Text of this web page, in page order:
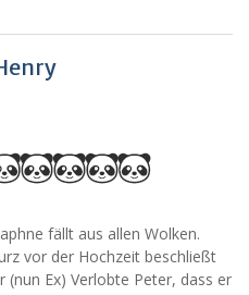
fällt aus allen Wolken.
vor der Hochzeit beschließt
(nun Ex) Verlobte Peter, dass er